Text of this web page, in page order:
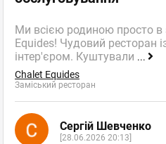
Ми всією родиною просто в
Equides! Чудовий ресторан
інтер'єром. Куштували ...
Chalet Equides
Заміський ресторан
Сергій Шевченко
[28.06.2026 20:13]